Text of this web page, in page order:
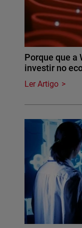
Porque que a
investir no
Ler Artigo